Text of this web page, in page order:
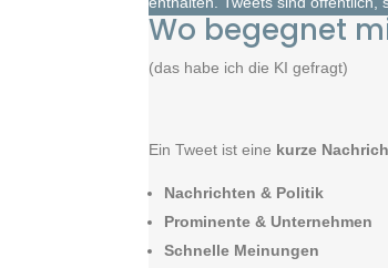
Wo begegnet
(das habe ich die KI gefragt)
Ein Tweet ist eine kurze
Nachrichten & Politik
Prominente & Unternehmen
Schnelle Meinungen